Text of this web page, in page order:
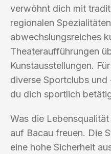
verwöhnt dich mit
regionalen
abwechslungsreiches
Theateraufführungen
Kunstausstellungen.
diverse Sportclubs
du dich sportlich
Was die
auf Bacau freuen. Die
eine hohe Sicherheit